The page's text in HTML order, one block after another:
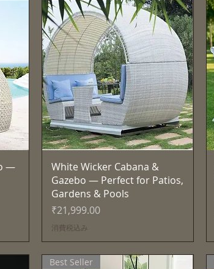
—
クイックビュー
White Wicker Cabana &
Gazebo — Perfect for Patios,
Gardens & Pools
価格
₹21,999.00
消費税込み
Best Seller